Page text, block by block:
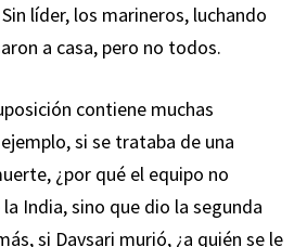
líder, los marineros, luchando
a casa, pero no todos.
contiene muchas
si se trataba de una
¿por qué el equipo no
India, sino que dio la segunda
si Davsari murió, ¿a quién se le